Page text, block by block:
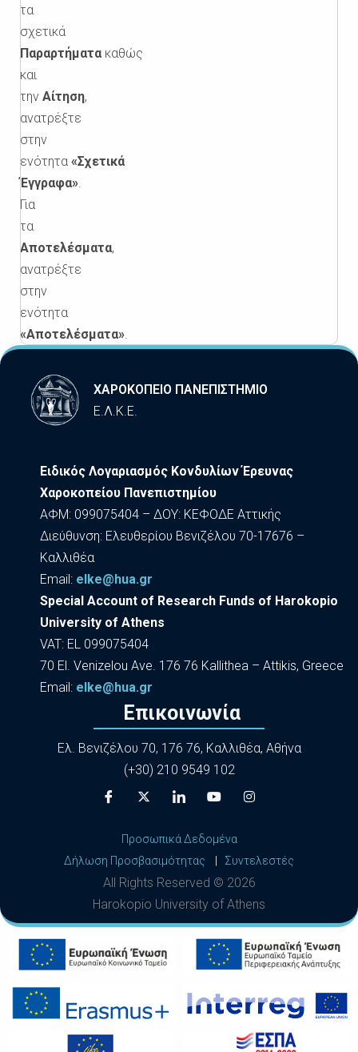
τα
σχετικά
Παραρτήματα καθώς
και
την Αίτηση,
ανατρέξτε
στην
ενότητα«Σχετικά
Έγγραφα».
Για
τα
Αποτελέσματα,
ανατρέξτε
στην
ενότητα
«Αποτελέσματα».
ΧΑΡΟΚΟΠΕΙΟ ΠΑΝΕΠΙΣΤΗΜΙΟ
Ε.Λ.Κ.Ε.
Ειδικός Λογαριασμός Κονδυλίων Έρευνας
Χαροκοπείου Πανεπιστημίου
ΑΦΜ: 099075404 – ΔΟΥ: ΚΕΦΟΔΕ Αττικής
Διεύθυνση: Ελευθερίου Βενιζέλου 70-17676 –
Καλλιθέα
Εmail: elke@hua.gr
Special Account of Research Funds of Harokopio
University of Athens
VAT: EL 099075404
70 El. Venizelou Ave. 176 76 Kallithea – Attikis, Greece
Εmail: elke@hua.gr
Επικοινωνία
Ελ. Βενιζέλου 70, 176 76, Καλλιθέα, Αθήνα
(+30) 210 9549 102
Προσωπικά Δεδομένα
Δήλωση Προσβασιμότητας
Συντελεστές
All Rights Reserved © 2026
Harokopio University of Athens